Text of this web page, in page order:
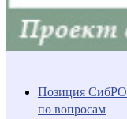
Позиция СибРО
по вопросам